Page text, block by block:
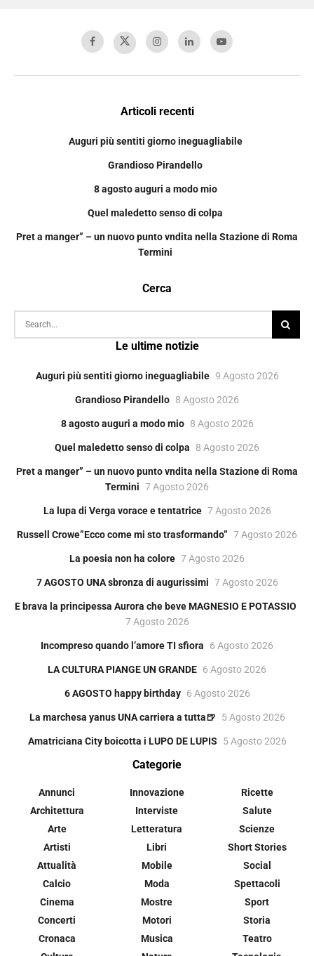
Articoli recenti
Auguri più sentiti giorno ineguagliabile
Grandioso Pirandello
8 agosto auguri a modo mio
Quel maledetto senso di colpa
Pret a manger” – un nuovo punto vndita nella Stazione di Roma
Termini
Cerca
Le ultime notizie
Auguri più sentiti giorno ineguagliabile 9 Agosto 2026
Grandioso Pirandello 8 Agosto 2026
8 agosto auguri a modo mio 8 Agosto 2026
Quel maledetto senso di colpa 8 Agosto 2026
Pret a manger” – un nuovo punto vndita nella Stazione di Roma
Termini 7 Agosto 2026
La lupa di Verga vorace e tentatrice 7 Agosto 2026
Russell Crowe”Ecco come mi sto trasformando” 7 Agosto 2026
La poesia non ha colore 7 Agosto 2026
7 AGOSTO UNA sbronza di augurissimi 7 Agosto 2026
E brava la principessa Aurora che beve MAGNESIO E POTASSIO
7 Agosto 2026
Incompreso quando l’amore TI sfiora 6 Agosto 2026
LA CULTURA PIANGE UN GRANDE 6 Agosto 2026
6 AGOSTO happy birthday 6 Agosto 2026
La marchesa yanus UNA carriera a tutta🍺 5 Agosto 2026
Amatriciana City boicotta i LUPO DE LUPIS 5 Agosto 2026
Categorie
Annunci
Architettura
Arte
Artisti
Attualità
Calcio
Cinema
Concerti
Cronaca
Innovazione
Interviste
Letteratura
Libri
Mobile
Moda
Mostre
Motori
Musica
Ricette
Salute
Scienze
Short Stories
Social
Spettacoli
Sport
Storia
Teatro